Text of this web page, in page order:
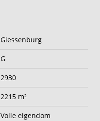
Giessenburg
G
2930
2215 m²
Volle eigendom